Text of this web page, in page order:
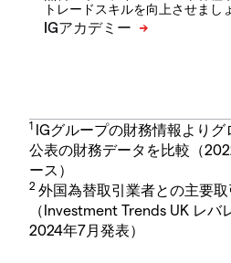
トレードスキルを向上させまし
1 IGグループの財務情報よりグ
公表の財務データを比較（
ース）
2 外国為替取引業者との主要
（Investment Trends UK レバ
2024年7月発表）